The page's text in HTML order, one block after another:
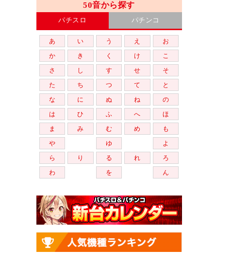
50音から探す
パチスロ パチンコ
あ い う え
お
か
き く け
こ
さ
し す せ
そ
た
ち つ て
と
な
に ぬ ね
の
は
ひ ふ へ
ほ
ま
み む め
も
や
ゆ
よ
ら
り る れ
ろ
わ
を ん